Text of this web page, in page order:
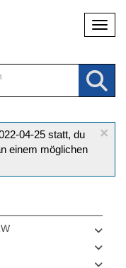
×
04-25 statt, du
einem möglichen